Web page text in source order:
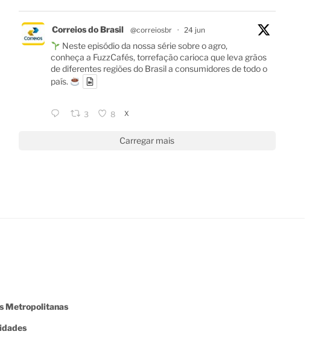
Correios do Brasil @correiosbr · 24 jun
Neste episódio da nossa série sobre o agro,
conheça a FuzzCafés, torrefação carioca que leva grãos
de diferentes regiões do Brasil a consumidores de todo o
país.
3 8 X
Carregar mais
Metropolitanas